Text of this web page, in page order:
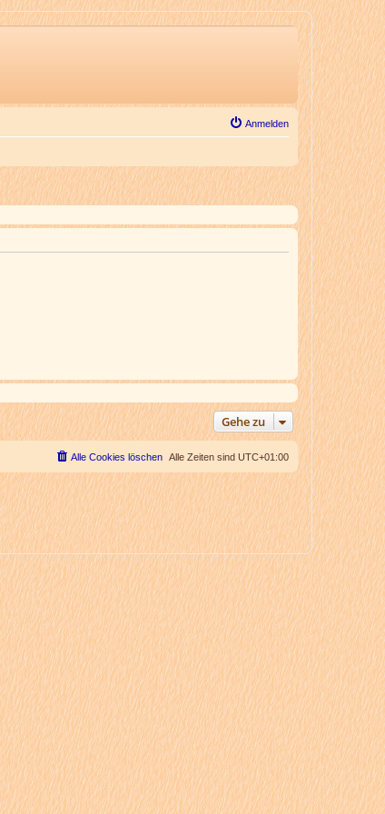
Anmelden
Gehe zu
Alle Zeiten sind UTC+01:00
Alle Cookies löschen